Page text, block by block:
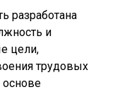
разработана
и
цели,
трудовых
основе